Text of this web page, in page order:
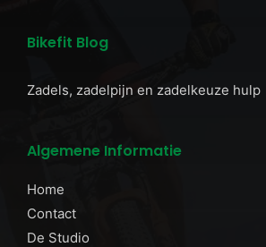
Bikefit Blog
Zadels, zadelpijn en zadelkeuze hulp
Algemene Informatie
Home
Contact
De Studio